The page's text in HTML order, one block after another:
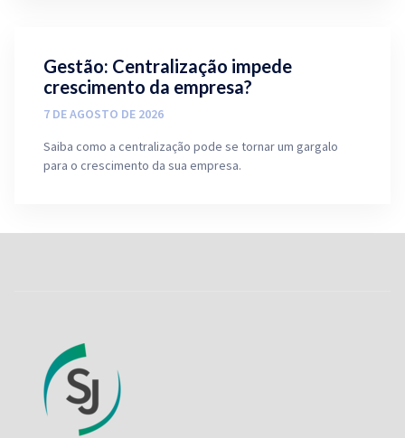
Gestão: Centralização impede
crescimento da empresa?
7 DE AGOSTO DE 2026
Saiba como a centralização pode se tornar um gargalo
para o crescimento da sua empresa.